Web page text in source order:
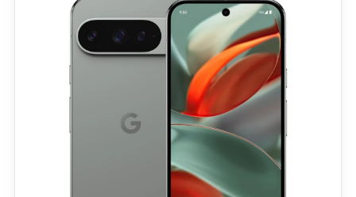
ไม่ใช่รุ่นที่เปิดตัวในปี 2025
iPhone 16 Pro Max คือโทรศัพท์มือถือกันน้ำที่
สร้างมาเพื่อผู้ใช้ทุกกลุ่ม ไม่ว่าคุณจะเป็นสายเล่น
เกม ถ่ายรูป หรือคนที่ชอบใช้งานมือถือแบบสมบุก
สมบัน ด้วยมาตรฐาน IP68 ที่สามารถทนการจุ่มน้ำ
ลึกได้ถึง 6 เมตรนาน 30 นาที ทำให้เหมาะกับทุก
มาพร้อมหน้าจอ Super Retina XDR OLED ขนาด